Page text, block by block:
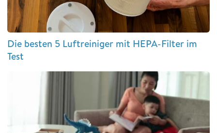
Die besten 5 Luftreiniger mit HEPA-Filter im
Test